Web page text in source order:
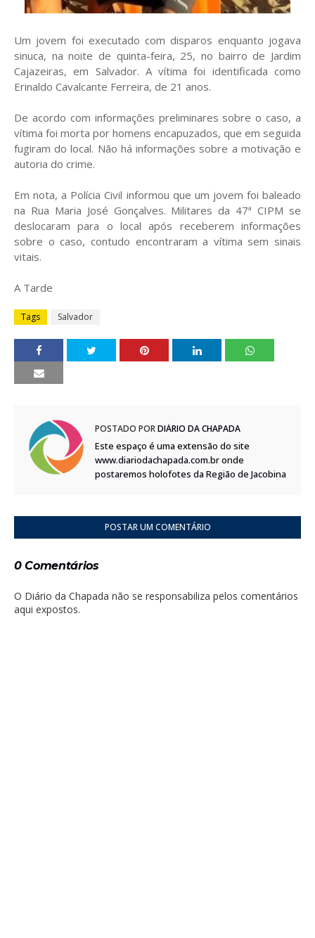
Um jovem foi executado com disparos enquanto jogava
sinuca, na noite de quinta-feira, 25, no bairro de Jardim
Cajazeiras, em Salvador. A vítima foi identificada como
Erinaldo Cavalcante Ferreira, de 21 anos.
De acordo com informações preliminares sobre o caso, a
vítima foi morta por homens encapuzados, que em seguida
fugiram do local. Não há informações sobre a motivação e
autoria do crime.
Em nota, a Polícia Civil informou que um jovem foi baleado
na Rua Maria José Gonçalves. Militares da 47ª CIPM se
deslocaram para o local após receberem informações
sobre o caso, contudo encontraram a vítima sem sinais
vitais.
A Tarde
Tags Salvador
POSTADO PORDIÁRIO DA CHAPADA
Este espaço é uma extensão do site
www.diariodachapada.com.br onde
postaremos holofotes da Região de Jacobina
POSTAR UM COMENTÁRIO
0 Comentários
O Diário da Chapada não se responsabiliza pelos comentários
aqui expostos.